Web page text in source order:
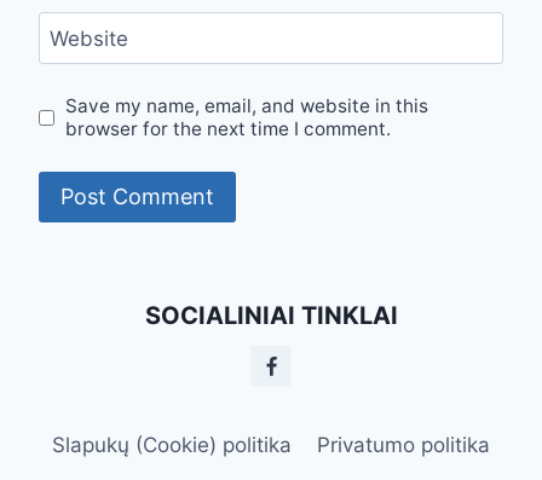
Website
Save my name, email, and website in this
browser for the next time I comment.
SOCIALINIAI TINKLAI
Slapukų (Cookie) politika
Privatumo politika